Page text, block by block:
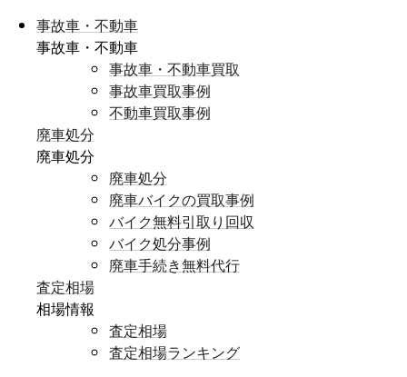
事故車・不動車
事故車・不動車
事故車・不動車買取
事故車買取事例
不動車買取事例
廃車処分
廃車処分
廃車処分
廃車バイクの買取事例
バイク無料引取り回収
バイク処分事例
廃車手続き無料代行
査定相場
相場情報
査定相場
査定相場ランキング